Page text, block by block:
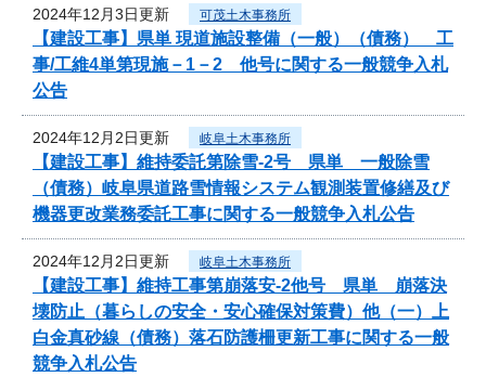
2024年12月3日更新 可茂土木事務所
【建設工事】県単 現道施設整備（一般）（債務） 工
事/工維4単第現施－1－2 他号に関する一般競争入札
公告
2024年12月2日更新 岐阜土木事務所
【建設工事】維持委託第除雪-2号 県単 一般除雪
（債務）岐阜県道路雪情報システム観測装置修繕及び
機器更改業務委託工事に関する一般競争入札公告
2024年12月2日更新 岐阜土木事務所
【建設工事】維持工事第崩落安-2他号 県単 崩落決
壊防止（暮らしの安全・安心確保対策費）他（一）上
白金真砂線（債務）落石防護柵更新工事に関する一般
競争入札公告